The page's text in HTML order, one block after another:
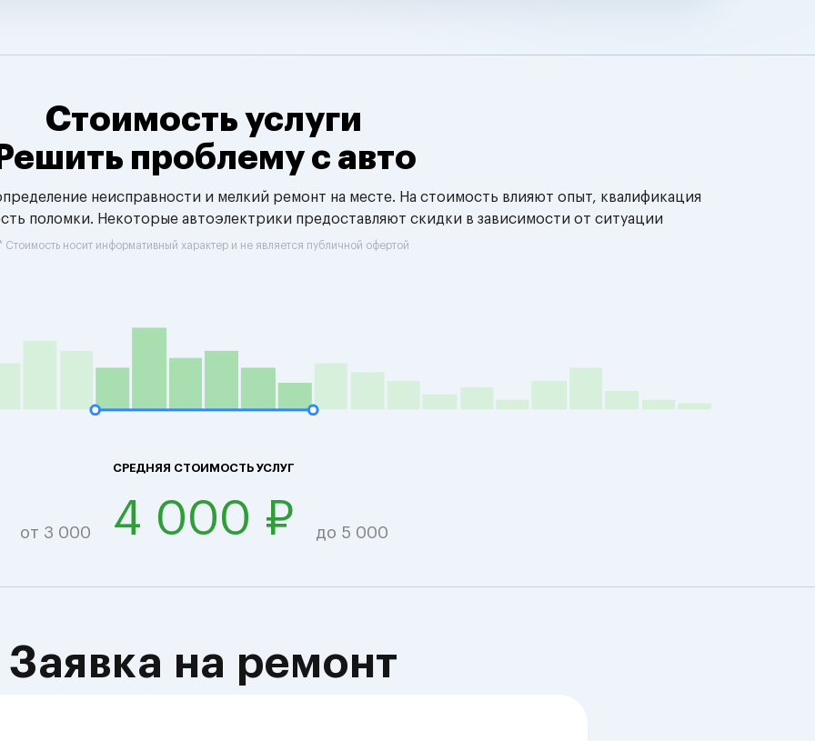
Стоимость услуги
Решить проблему с авто
неисправности и мелкий ремонт на месте. На стоимость влияют опыт, квалификация
поломки. Некоторые автоэлектрики предоставляют скидки в зависимости от ситуации
Стоимость носит информативный характер и не является публичной офертой
СРЕДНЯЯ СТОИМОСТЬ УСЛУГ
от 3 000 4 000 ₽ до 5 000
Заявка на ремонт